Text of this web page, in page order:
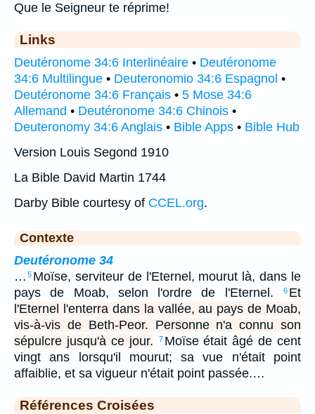
Que le Seigneur te réprime!
Links
Deutéronome 34:6 Interlinéaire • Deutéronome
34:6 Multilingue • Deuteronomio 34:6 Espagnol •
Deutéronome 34:6 Français • 5 Mose 34:6
Allemand • Deutéronome 34:6 Chinois •
Deuteronomy 34:6 Anglais • Bible Apps • Bible Hub
Version Louis Segond 1910
La Bible David Martin 1744
Darby Bible courtesy of CCEL.org.
Contexte
Deutéronome 34
… 5 Moïse, serviteur de l'Eternel, mourut là, dans le
pays de Moab, selon l'ordre de l'Eternel.
6 Et
l'Eternel l'enterra dans la vallée, au pays de Moab,
vis-à-vis de Beth-Peor. Personne n'a connu son
sépulcre jusqu'à ce jour.
7 Moïse était âgé de cent
vingt ans lorsqu'il mourut; sa vue n'était point
affaiblie, et sa vigueur n'était point passée.…
Références Croisées